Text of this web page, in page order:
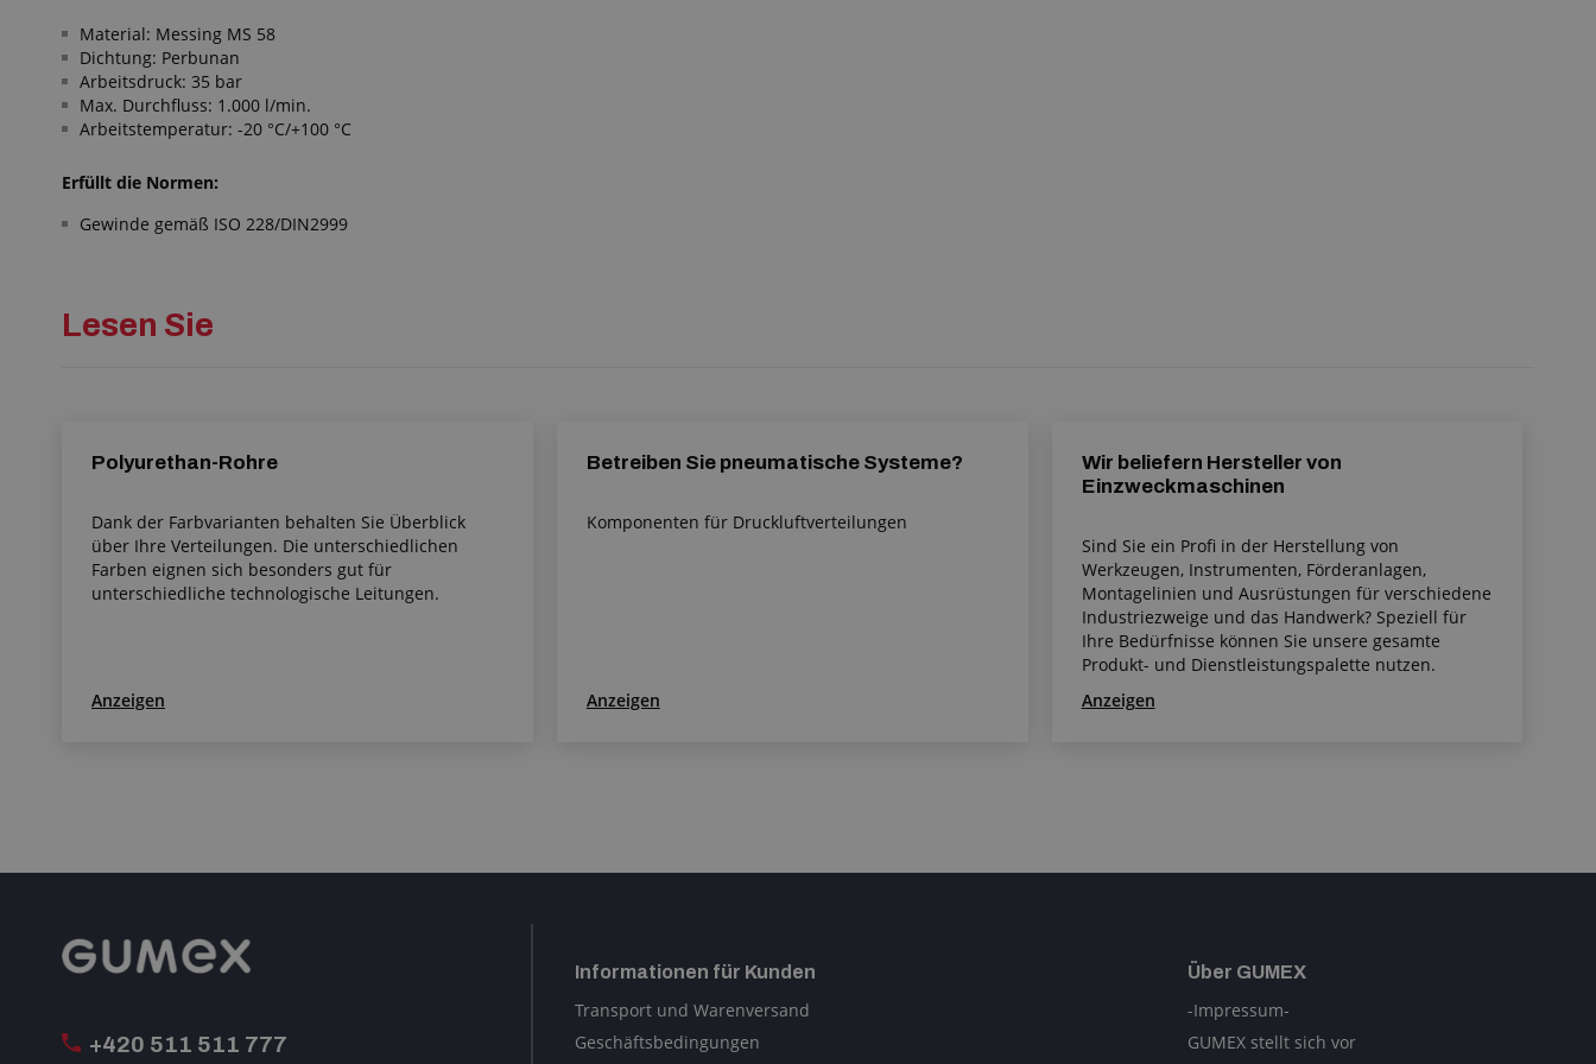
Material: Messing MS 58
Dichtung: Perbunan
Arbeitsdruck: 35 bar
Max. Durchfluss: 1.000 l/min.
Arbeitstemperatur: -20 °C/+100 °C
Erfüllt die Normen:
Gewinde gemäß ISO 228/DIN2999
Lesen Sie
Polyurethan-Rohre
Dank der Farbvarianten behalten Sie Überblick
über Ihre Verteilungen. Die unterschiedlichen
Farben eignen sich besonders gut für
unterschiedliche technologische Leitungen.
Anzeigen
Betreiben Sie pneumatische Systeme?
Komponenten für Druckluftverteilungen
Anzeigen
Wir beliefern Hersteller von
Einzweckmaschinen
Sind Sie ein Profi in der Herstellung von
Werkzeugen, Instrumenten, Förderanlagen,
Montagelinien und Ausrüstungen für verschiedene
Industriezweige und das Handwerk? Speziell für
Ihre Bedürfnisse können Sie unsere gesamte
Produkt- und Dienstleistungspalette nutzen.
Anzeigen
+420 511 511 777
Informationen für Kunden
Transport und Warenversand
Geschäftsbedingungen
Über GUMEX
-Impressum-
GUMEX stellt sich vor